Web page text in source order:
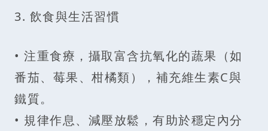
3. 飲食與生活習慣
• 注重食療，攝取富含抗氧化的蔬果（如
番茄、莓果、柑橘類），補充維生素C與
鐵質。
• 規律作息、減壓放鬆，有助於穩定內分